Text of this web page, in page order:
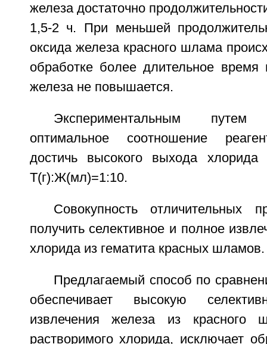
железа достаточно
1,5-2 ч. При меньшей
оксида железа красного шлама
обработке более длительное время
железа не повышается.
Экспериментальным
оптимальное соотношение
достичь высокого выхода хлорида
Т(г):Ж(мл)=1:10.
Совокупность отличительных
получить селективное и полное
хлорида из гематита красных шламов.
Предлагаемый способ по
обеспечивает высокую
извлечения железа из
растворимого хлорида, исключает